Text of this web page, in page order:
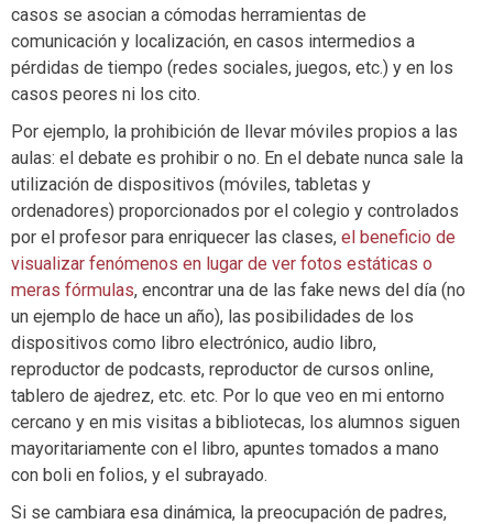
casos se asocian a cómodas herramientas de
comunicación y localización, en casos intermedios a
pérdidas de tiempo (redes sociales, juegos, etc.) y en los
casos peores ni los cito.
Por ejemplo, la prohibición de llevar móviles propios a las
aulas: el debate es prohibir o no. En el debate nunca sale la
utilización de dispositivos (móviles, tabletas y
ordenadores) proporcionados por el colegio y controlados
por el profesor para enriquecer las clases, el beneficio de
visualizar fenómenos en lugar de ver fotos estáticas o
meras fórmulas, encontrar una de las fake news del día (no
un ejemplo de hace un año), las posibilidades de los
dispositivos como libro electrónico, audio libro,
reproductor de podcasts, reproductor de cursos online,
tablero de ajedrez, etc. etc. Por lo que veo en mi entorno
cercano y en mis visitas a bibliotecas, los alumnos siguen
mayoritariamente con el libro, apuntes tomados a mano
con boli en folios, y el subrayado.
Si se cambiara esa dinámica, la preocupación de padres,